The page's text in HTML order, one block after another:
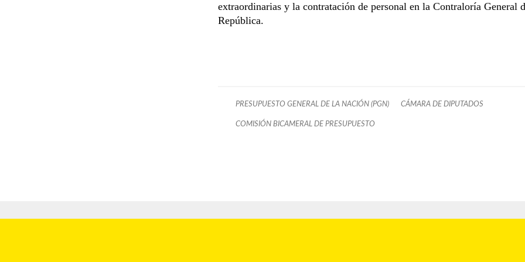
extraordinarias y la contratación de personal en la Contraloría General
República.
PRESUPUESTO GENERAL DE LA NACIÓN (PGN) CÁMARA DE DIPUTADOS
COMISIÓN BICAMERAL DE PRESUPUESTO